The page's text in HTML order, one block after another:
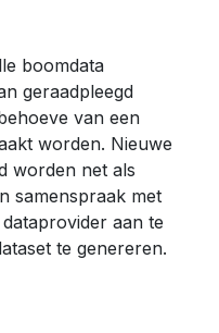
boomdata
geraadpleegd
van een
worden. Nieuwe
worden net als
samenspraak met
aan te
te genereren.